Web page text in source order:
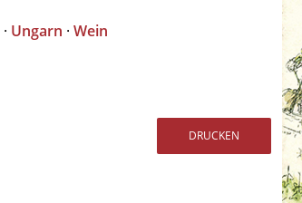
· Ungarn · Wein